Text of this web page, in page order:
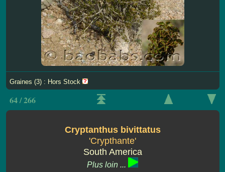
Graines (3) : Hors Stock
64 / 266
Cryptanthus bivittatus
'Crypthante'
South America
Plus loin ...